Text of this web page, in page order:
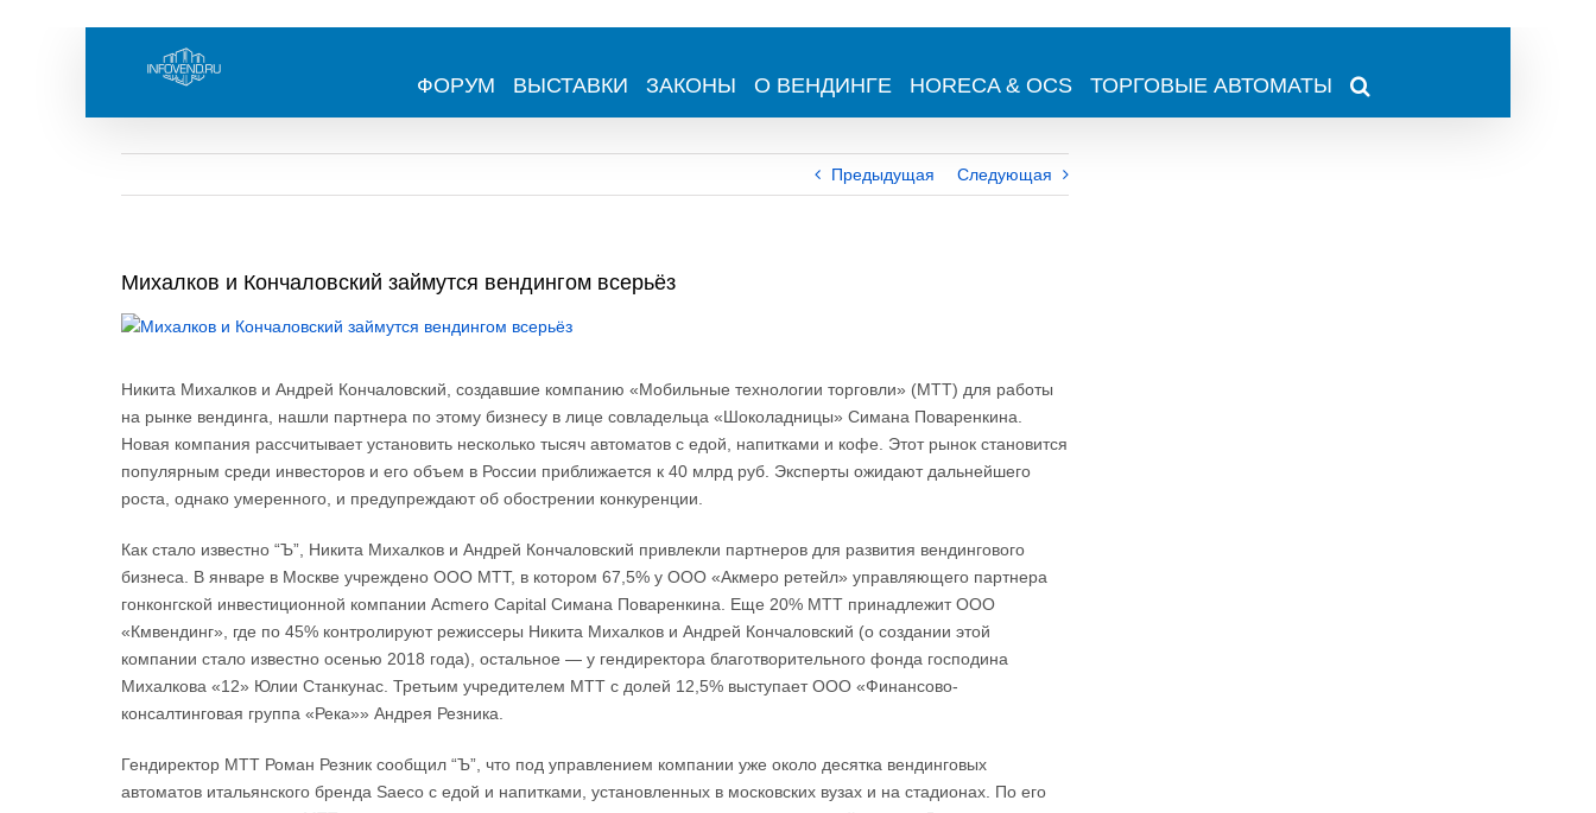
content
ФОРУМ ВЫСТАВКИ ЗАКОНЫ О ВЕНДИНГЕ HORECA & OCS ТОРГОВЫЕ АВТОМАТЫ
Предыдущая Следующая
Михалков и Кончаловский займутся вендингом всерьёз
View
Image
Никита Михалков и Андрей Кончаловский, создавшие компанию «Мобильные технологии торговли» (МТТ) для работы
на рынке вендинга, нашли партнера по этому бизнесу в лице совладельца «Шоколадницы» Симана Поваренкина.
Новая компания рассчитывает установить несколько тысяч автоматов с едой, напитками и кофе. Этот рынок становится
популярным среди инвесторов и его объем в России приближается к 40 млрд руб. Эксперты ожидают дальнейшего
роста, однако умеренного, и предупреждают об обострении конкуренции.
Как стало известно “Ъ”, Никита Михалков и Андрей Кончаловский привлекли партнеров для развития вендингового
бизнеса. В январе в Москве учреждено ООО МТТ, в котором 67,5% у ООО «Акмеро ретейл» управляющего партнера
гонконгской инвестиционной компании Acmero Capital Симана Поваренкина. Еще 20% МТТ принадлежит ООО
«Кмвендинг», где по 45% контролируют режиссеры Никита Михалков и Андрей Кончаловский (о создании этой
компании стало известно осенью 2018 года), остальное — у гендиректора благотворительного фонда господина
Михалкова «12» Юлии Станкунас. Третьим учредителем МТТ с долей 12,5% выступает ООО «Финансово-
консалтинговая группа «Река»» Андрея Резника.
Гендиректор МТТ Роман Резник сообщил “Ъ”, что под управлением компании уже около десятка вендинговых
автоматов итальянского бренда Saeco с едой и напитками, установленных в московских вузах и на стадионах. По его